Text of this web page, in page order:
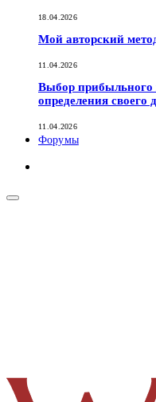
18.04.2026
Мой авторский
11.04.2026
Выбор прибыльного
определения своего
11.04.2026
Форумы